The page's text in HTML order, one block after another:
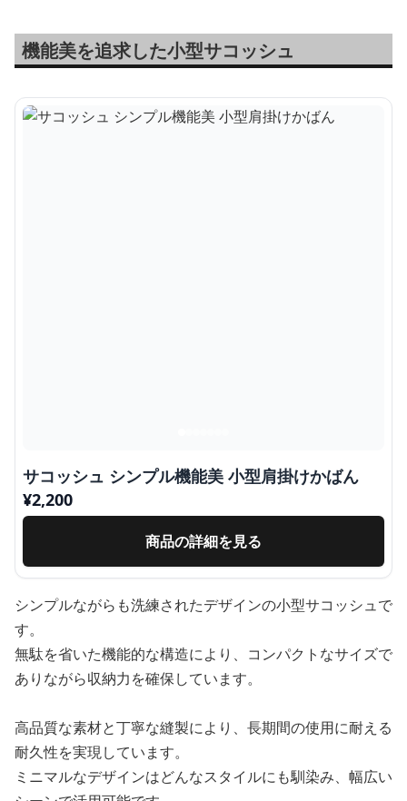
機能美を追求した小型サコッシュ
サコッシュ シンプル機能美 小型肩掛けかばん
¥2,200
商品の詳細を見る
シンプルながらも洗練されたデザインの小型サコッシュで
す。
無駄を省いた機能的な構造により、コンパクトなサイズで
ありながら収納力を確保しています。
高品質な素材と丁寧な縫製により、長期間の使用に耐える
耐久性を実現しています。
ミニマルなデザインはどんなスタイルにも馴染み、幅広い